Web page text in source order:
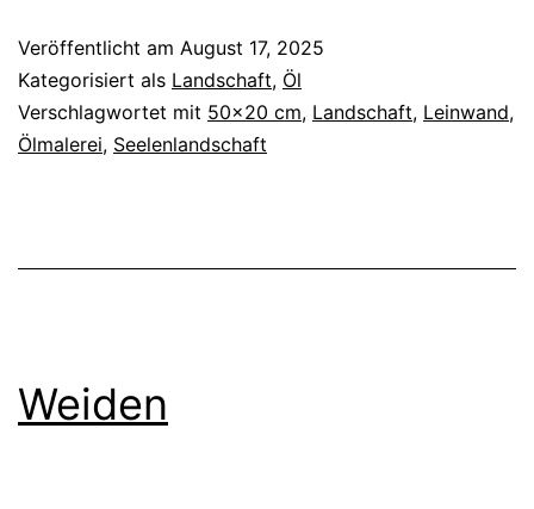
Veröffentlicht am August 17, 2025
Kategorisiert als Landschaft, Öl
Verschlagwortet mit 50x20 cm, Landschaft, Leinwand,
Ölmalerei, Seelenlandschaft
Weiden